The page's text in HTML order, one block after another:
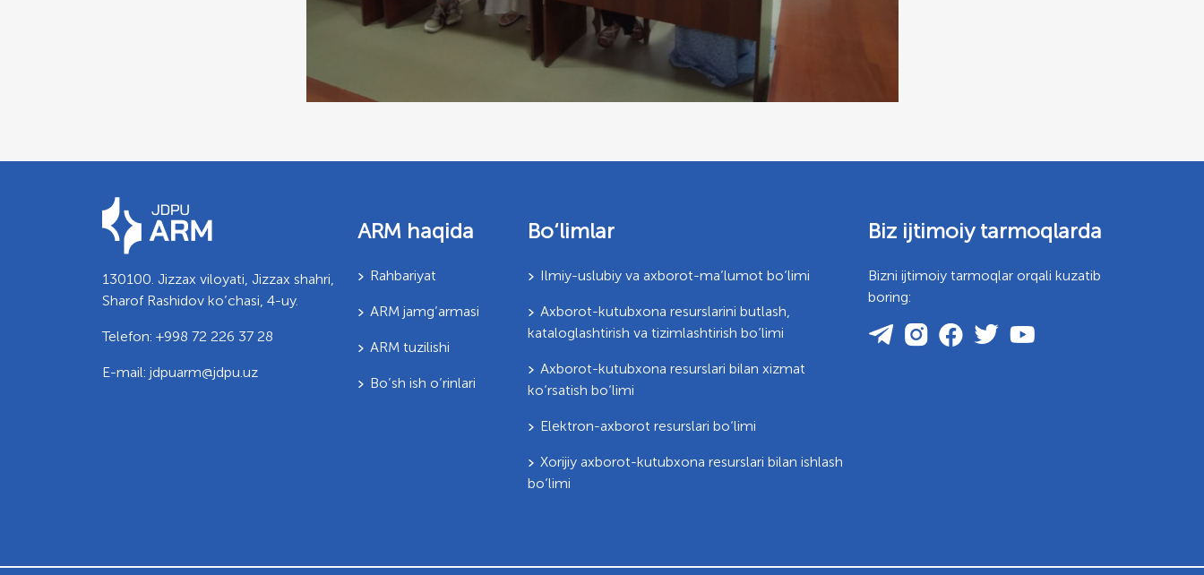
130100. Jizzax viloyati, Jizzax shahri,
Sharof Rashidov ko’chasi, 4-uy.
Telefon: +998 72 226 37 28
E-mail: jdpuarm@jdpu.uz
ARM haqida
Rahbariyat
ARM jamg’armasi
ARM tuzilishi
Bo’sh ish o’rinlari
Bo‘limlar
Ilmiy-uslubiy va axborot-ma’lumot bo‘limi
Axborot-kutubxona resurslarini butlash,
kataloglashtirish va tizimlashtirish bo‘limi
Axborot-kutubxona resurslari bilan xizmat
ko‘rsatish bo‘limi
Elektron-axborot resurslari bo‘limi
Xorijiy axborot-kutubxona resurslari bilan ishlash
bo‘limi
Biz ijtimoiy tarmoqlarda
Bizni ijtimoiy tarmoqlar orqali kuzatib
boring: